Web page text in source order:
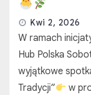
Kwi 2, 2026
W ramach
Hub Polska
wyjątkowe
Tradycji”
w